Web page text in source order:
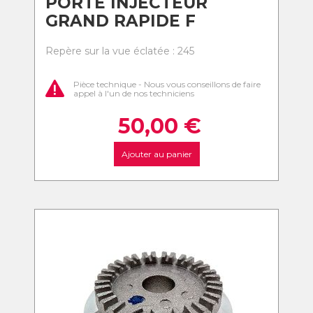
GRAND RAPIDE F
Repère sur la vue éclatée : 245
Pièce technique - Nous vous conseillons de faire
appel à l'un de nos techniciens
50,00 €
Ajouter au panier